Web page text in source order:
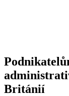
Británií